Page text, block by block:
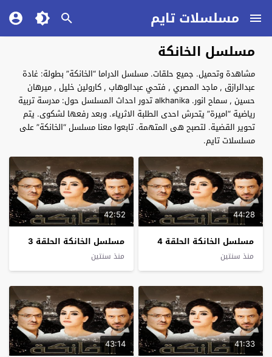
مسلسلات تايم
مسلسل الخانكة
مشاهدة وتحميل. جميع حلقات. مسلسل الدراما “الخانكة” بطولة: غادة
عبدالرازق , ماجد المصري , فتحي عبدالوهاب , كارولين خليل , ميرهان
حسين , سماح انور. alkhanika تدور احداث المسلسل حول: مدرسة تربية
رياضية “اميرة” يتحرش احدى الطلبة الاثرياء. وبعد رفعها لشكوى. يتم
تحوير القضية. لتصبح هى المتهمة. تابعوا معنا مسلسل “الخانكة” على
مسلسلات تايم.
44:28
مسلسل الخانكة الحلقة 4
منذ سنتين
42:52
مسلسل الخانكة الحلقة 3
منذ سنتين
41:33
43:14